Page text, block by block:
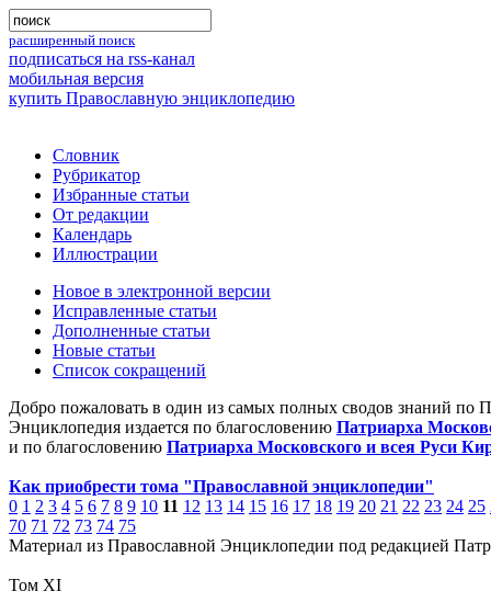
расширенный поиск
подписаться на rss-канал
мобильная версия
купить Православную энциклопедию
Словник
Рубрикатор
Избранные статьи
От редакции
Календарь
Иллюстрации
Новое в электронной версии
Исправленные статьи
Дополненные статьи
Новые статьи
Список сокращений
Добро пожаловать в один из самых полных сводов знаний по
Энциклопедия издается по благословению Патриарха
и по благословению Патриарха Московского и всея Руси
Как приобрести тома "Православной энциклопедии"
0 1 2 3 4 5 6 7 8 9 10 11 12 13 14 15 16 17 18 19 20 21 22 23 24 25
70 71 72 73 74 75
Материал из Православной Энциклопедии под редакцией
Том XI